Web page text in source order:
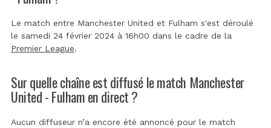
Le match entre Manchester United et Fulham s'est déroulé
le samedi 24 février 2024 à 16h00 dans le cadre de la
Premier League.
Sur quelle chaîne est diffusé le match Manchester
United - Fulham en direct ?
Aucun diffuseur n’a encore été annoncé pour le match